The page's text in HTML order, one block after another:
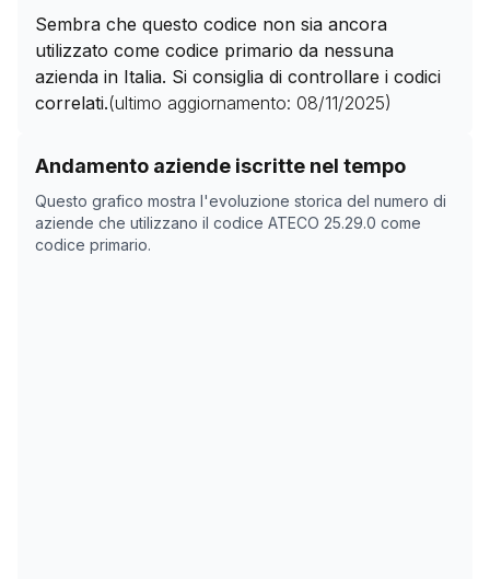
Sembra che questo codice non sia ancora
utilizzato come codice primario da nessuna
azienda in Italia. Si consiglia di controllare i codici
correlati.(ultimo aggiornamento: 08/11/2025)
Andamento aziende iscritte nel tempo
Questo grafico mostra l'evoluzione storica del numero di
aziende che utilizzano il codice ATECO 25.29.0 come
codice primario.
Storico numero di aziende con codice ATECO
Data rilevazione
12/04/2025
0
08/11/2025